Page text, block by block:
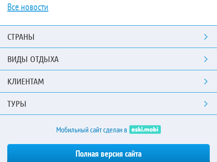
Все новости
СТРАНЫ
ВИДЫ ОТДЫХА
КЛИЕНТАМ
ТУРЫ
Мобильный сайт сделан в
Полная версия сайта